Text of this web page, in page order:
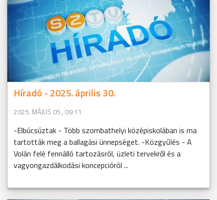
Híradó - 2025. április 30.
2025. MÁJUS 05., 09:11
-Elbúcsúztak - Több szombathelyi középiskolában is ma
tartották meg a ballagási ünnepséget. -Közgyűlés - A
Volán felé fennálló tartozásról, üzleti tervekről és a
vagyongazdálkodási koncepcióról ...